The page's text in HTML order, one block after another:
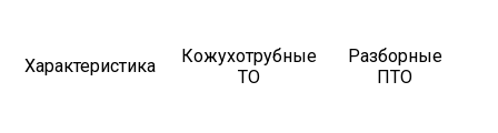
Характеристика
Кожухотрубные
ТО
Разборные
ПТО